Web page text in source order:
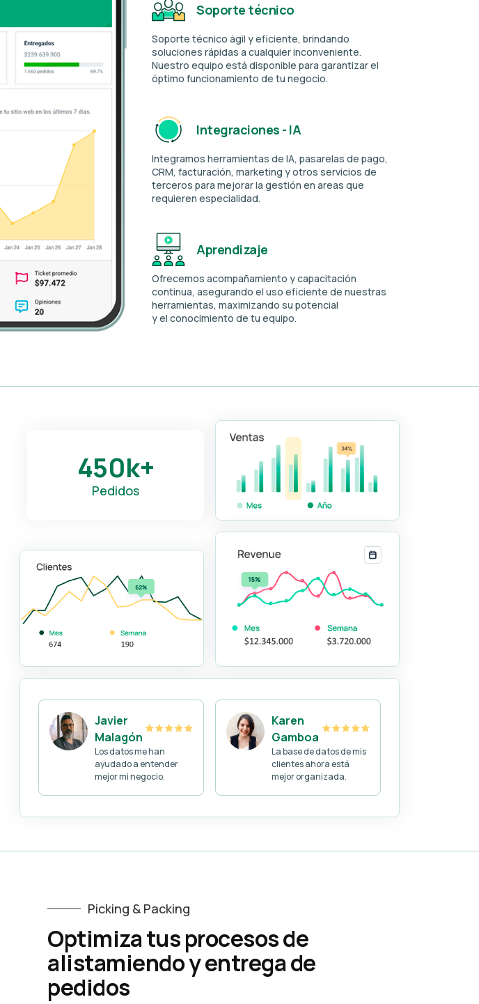
Soporte técnico
Soporte técnico ágil y eficiente, brindando
soluciones rápidas a cualquier inconveniente.
Nuestro equipo está disponible para garantizar el
óptimo funcionamiento de tu negocio.
Integraciones - IA
Integramos herramientas de IA, pasarelas de pago,
CRM, facturación, marketing y otros servicios de
terceros para mejorar la gestión en areas que
requieren especialidad.
Aprendizaje
Ofrecemos acompañamiento y capacitación
continua, asegurando el uso eficiente de nuestras
herramientas, maximizando su potencial
y el conocimiento de tu equipo.
450k+
Pedidos
Javier
Malagón
Los datos me han
ayudado a entender
mejor mi negocio.
Karen
Gamboa
La base de datos de mis
clientes ahora está
mejor organizada.
Picking & Packing
Optimiza tus procesos de
alistamiendo y entrega de
pedidos